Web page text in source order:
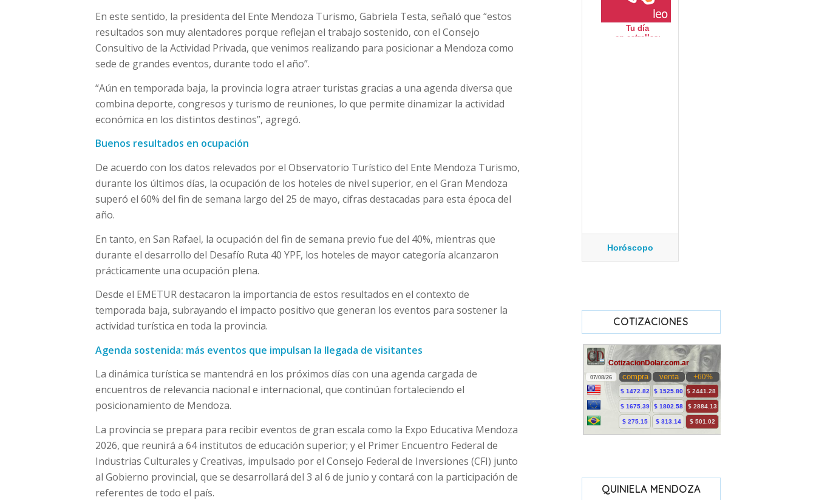
En este sentido, la presidenta del Ente Mendoza Turismo, Gabriela Testa, señaló que “estos
resultados son muy alentadores porque reflejan el trabajo sostenido, con el Consejo
Consultivo de la Actividad Privada, que venimos realizando para posicionar a Mendoza como
sede de grandes eventos, durante todo el año”.
“Aún en temporada baja, la provincia logra atraer turistas gracias a una agenda diversa que
combina deporte, congresos y turismo de reuniones, lo que permite dinamizar la actividad
económica en los distintos destinos”, agregó.
Buenos resultados en ocupación
De acuerdo con los datos relevados por el Observatorio Turístico del Ente Mendoza Turismo,
durante los últimos días, la ocupación de los hoteles de nivel superior, en el Gran Mendoza
superó el 60% del fin de semana largo del 25 de mayo, cifras destacadas para esta época del
año.
En tanto, en San Rafael, la ocupación del fin de semana previo fue del 40%, mientras que
durante el desarrollo del Desafío Ruta 40 YPF, los hoteles de mayor categoría alcanzaron
prácticamente una ocupación plena.
Desde el EMETUR destacaron la importancia de estos resultados en el contexto de
temporada baja, subrayando el impacto positivo que generan los eventos para sostener la
actividad turística en toda la provincia.
Agenda sostenida: más eventos que impulsan la llegada de visitantes
La dinámica turística se mantendrá en los próximos días con una agenda cargada de
encuentros de relevancia nacional e internacional, que continúan fortaleciendo el
posicionamiento de Mendoza.
La provincia se prepara para recibir eventos de gran escala como la Expo Educativa Mendoza
2026, que reunirá a 64 institutos de educación superior; y el Primer Encuentro Federal de
Industrias Culturales y Creativas, impulsado por el Consejo Federal de Inversiones (CFI) junto
al Gobierno provincial, que se desarrollará del 3 al 6 de junio y contará con la participación de
referentes de todo el país.
Horóscopo
COTIZACIONES
QUINIELA MENDOZA